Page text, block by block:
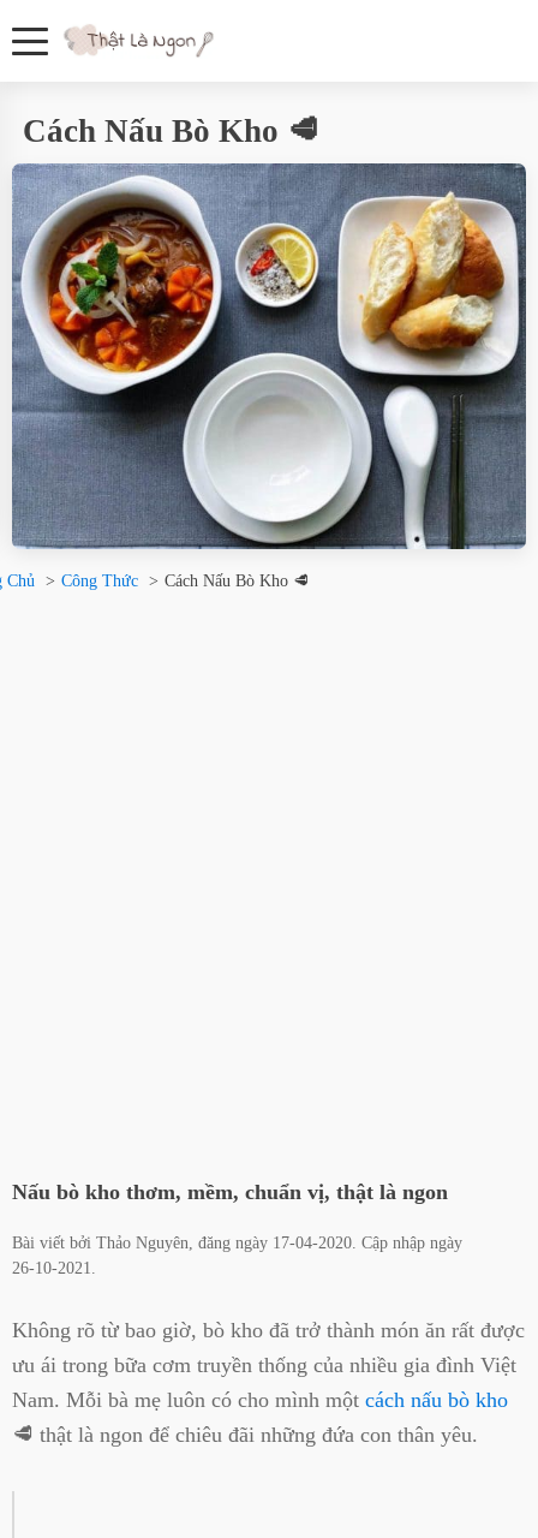
Cách Nấu Bò Kho 🥩
Chủ Công Thức Cách Nấu Bò Kho 🥩
Nấu bò kho thơm, mềm, chuẩn vị, thật là ngon
Bài viết bởi Thảo Nguyên, đăng ngày 17-04-2020. Cập nhập ngày
26-10-2021.
Không rõ từ bao giờ, bò kho đã trở thành món ăn rất được
ưu ái trong bữa cơm truyền thống của nhiều gia đình Việt
Nam. Mỗi bà mẹ luôn có cho mình một cách nấu bò kho
🥩 thật là ngon để chiêu đãi những đứa con thân yêu.